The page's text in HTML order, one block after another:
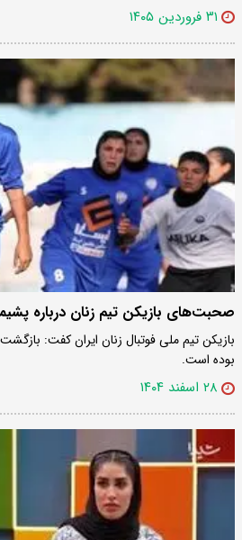
۳۱ فروردین ۱۴۰۵
صحبت‌های بازیکن تیم زنان درباره
بازیکن تیم ملی فوتبال زنان ایران کفت:
بوده است.
۲۸ اسفند ۱۴۰۴